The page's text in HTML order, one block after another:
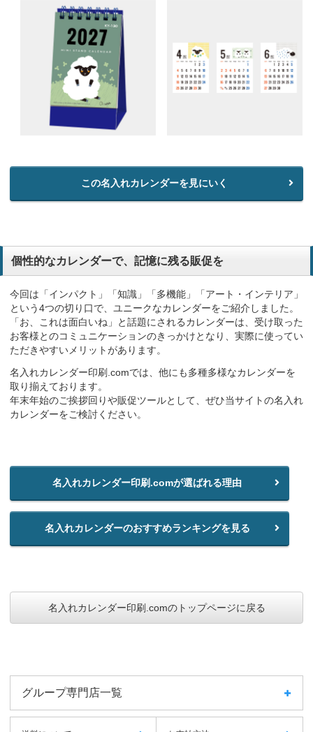
この名入れカレンダーを見にいく
個性的なカレンダーで、記憶に残る販促を
今回は「インパクト」「知識」「多機能」「アート・インテリア」
という4つの切り口で、ユニークなカレンダーをご紹介しました。
「お、これは面白いね」と話題にされるカレンダーは、受け取った
お客様とのコミュニケーションのきっかけとなり、実際に使ってい
ただきやすいメリットがあります。
名入れカレンダー印刷.comでは、他にも多種多様なカレンダーを
取り揃えております。
年末年始のご挨拶回りや販促ツールとして、ぜひ当サイトの名入れ
カレンダーをご検討ください。
名入れカレンダー印刷.comが選ばれる理由
名入れカレンダーのおすすめランキングを見る
名入れカレンダー印刷.comのトップページに戻る
グループ専門店一覧